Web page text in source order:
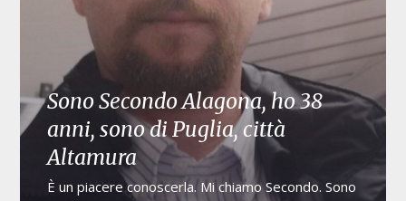
Sono Secondo Alagona, ho 38
anni, sono di Puglia, città
Altamura
È un piacere conoscerla. Mi chiamo Secondo. Sono